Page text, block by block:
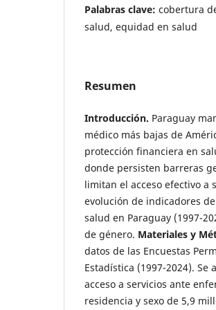
Palabras clave: cobertura
salud, equidad en salud
Resumen
Introducción. Paraguay
médico más bajas de
protección financiera en
donde persisten barreras
limitan el acceso efectivo a
evolución de indicadores
salud en Paraguay (1997-
de género. Materiales y
datos de las Encuestas
Estadística (1997-2024).
acceso a servicios ante
residencia y sexo de 5,9